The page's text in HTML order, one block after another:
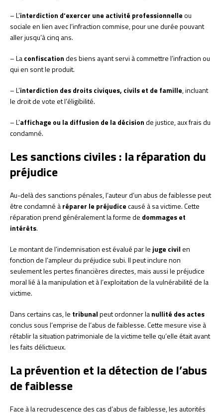
– L’interdiction d’exercer une activité professionnelleou
sociale en lien avec l’infraction commise, pour une durée pouvant
aller jusqu’à cinq ans.
– Laconfiscationdes biens ayant servi à commettre l’infraction ou
qui en sont le produit.
– L’interdiction des droits civiques, civils et de famille, incluant
le droit de vote et l’éligibilité.
– L’affichage ou la diffusion de la décisionde justice, aux frais du
condamné.
Les sanctions civiles : la réparation du
préjudice
Au-delà des sanctions pénales, l’auteur d’un abus de faiblesse peut
être condamné àréparer le préjudicecausé à sa victime. Cette
réparation prend généralement la forme de dommages et
intérêts.
Le montant de l’indemnisation est évalué par le juge civilen
fonction de l’ampleur du préjudice subi. Il peut inclure non
seulement les pertes financières directes, mais aussi le préjudice
moral lié à la manipulation et à l’exploitation de la vulnérabilité de la
victime.
Dans certains cas, le tribunalpeut ordonner lanullité des actes
conclus sous l’emprise de l’abus de faiblesse. Cette mesure vise à
rétablir la situation patrimoniale de la victime telle qu’elle était avant
les faits délictueux.
La prévention et la détection de l’abus
de faiblesse
Face à la recrudescence des cas d’abus de faiblesse, les autorités